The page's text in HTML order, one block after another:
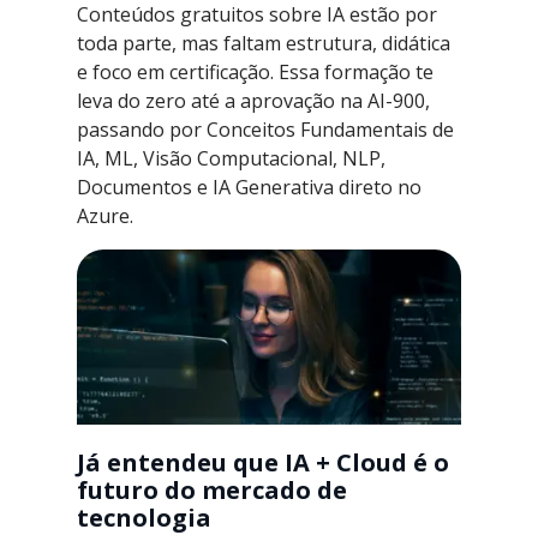
Conteúdos gratuitos sobre IA estão por
toda parte, mas faltam estrutura, didática
e foco em certificação. Essa formação te
leva do zero até a aprovação na AI-900,
passando por Conceitos Fundamentais de
IA, ML, Visão Computacional, NLP,
Documentos e IA Generativa direto no
Azure.
Já entendeu que IA + Cloud é o
futuro do mercado de
tecnologia